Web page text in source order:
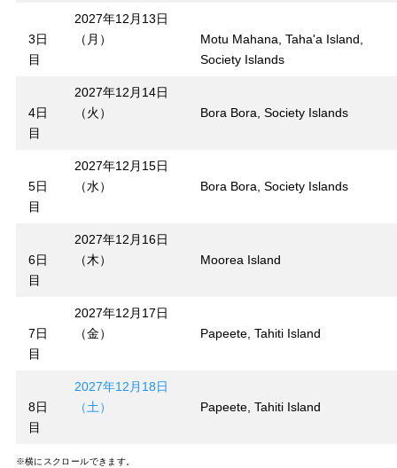
3日
目
2027年12月13日
（月）
Motu Mahana, Taha'a Island,
Society Islands
4日
目
2027年12月14日
（火）
Bora Bora, Society Islands
5日
目
2027年12月15日
（水）
Bora Bora, Society Islands
6日
目
2027年12月16日
（木）
Moorea Island
7日
目
2027年12月17日
（金）
Papeete, Tahiti Island
8日
目
2027年12月18日
（土）
Papeete, Tahiti Island
※横にスクロールできます。